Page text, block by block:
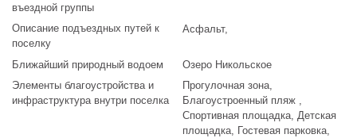
въездной группы
Описание подъездных путей к
поселку
Асфальт,
Ближайший природный водоем
Озеро Никольское
Элементы благоустройства и
инфраструктура внутри поселка
Прогулочная зона,
Благоустроенный пляж ,
Спортивная площадка, Детская
площадка, Гостевая парковка,